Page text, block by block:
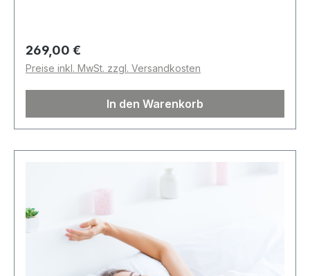
Regulärer Preis:
269,00 €
Preise inkl. MwSt. zzgl. Versandkosten
In den Warenkorb